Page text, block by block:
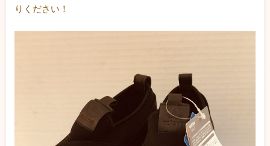
りください！